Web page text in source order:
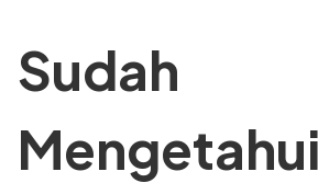
Sudah
Mengetahui